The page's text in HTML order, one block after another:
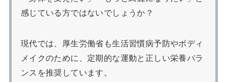
感じている方ではないでしょうか？
現代では、厚生労働省も生活習慣病予防やボディ
メイクのために、定期的な運動と正しい栄養バラ
ンスを推奨しています。